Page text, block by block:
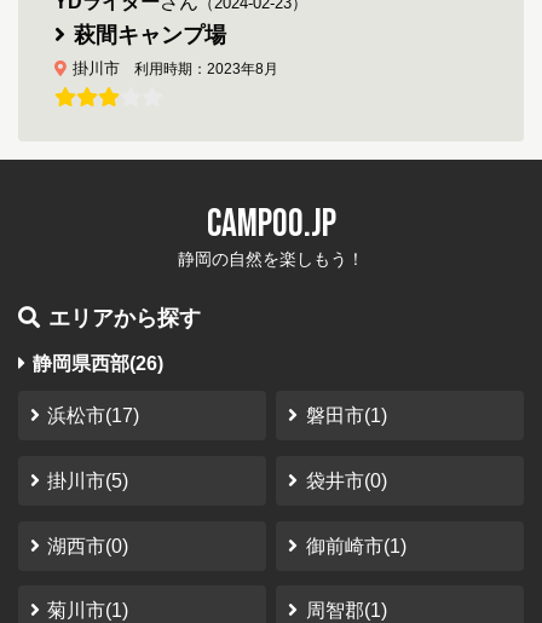
萩間キャンプ場
掛川市 利用時期：2023年8月
場
なっています 水道も蛇口が二つあるステンレスのシンク
です、すごく劣悪なつもりで行ったので 思っていたより
快適でした、秋に行けば栗拾いができるかも Y...
南アルプス井川オートキャンプ場
静岡市 利用時期：2023年10月
秘密の場所
さかっち
CAMPOO.JP
静岡の自然を楽しもう！
エリアから探す
静岡県西部(26)
浜松市(17) 磐田市(1)
掛川市(5) 袋井市(0)
湖西市(0) 御前崎市(1)
菊川市(1) 周智郡(1)